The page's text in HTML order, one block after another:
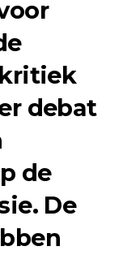
debat
de
De